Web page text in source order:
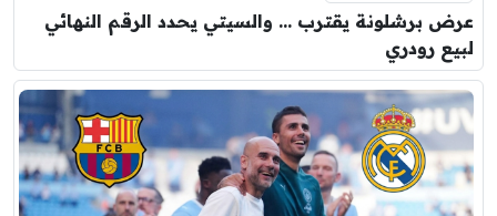
عرض برشلونة يقترب … والسيتي يحدد الرقم النهائي
لبيع رودري